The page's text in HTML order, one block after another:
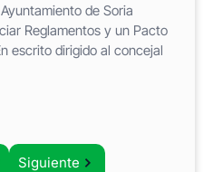
de Soria
Reglamentos y un Pacto
escrito dirigido al concejal
Siguiente